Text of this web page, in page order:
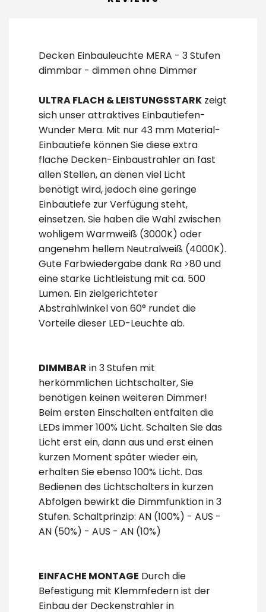
Decken Einbauleuchte MERA - 3 Stufen
dimmbar - dimmen ohne Dimmer
ULTRA FLACH & LEISTUNGSSTARK zeigt
sich unser attraktives Einbautiefen-
Wunder Mera. Mit nur 43 mm Material-
Einbautiefe können Sie diese extra
flache Decken-Einbaustrahler an fast
allen Stellen, an denen viel Licht
benötigt wird, jedoch eine geringe
Einbautiefe zur Verfügung steht,
einsetzen. Sie haben die Wahl zwischen
wohligem Warmweiß (3000K) oder
angenehm hellem Neutralweiß (4000K).
Gute Farbwiedergabe dank Ra >80 und
eine starke Lichtleistung mit ca. 500
Lumen. Ein zielgerichteter
Abstrahlwinkel von 60° rundet die
Vorteile dieser LED-Leuchte ab.
DIMMBAR in 3 Stufen mit
herkömmlichen Lichtschalter, Sie
benötigen keinen weiteren Dimmer!
Beim ersten Einschalten entfalten die
LEDs immer 100% Licht. Schalten Sie das
Licht erst ein, dann aus und erst einen
kurzen Moment später wieder ein,
erhalten Sie ebenso 100% Licht. Das
Bedienen des Lichtschalters in kurzen
Abfolgen bewirkt die Dimmfunktion in 3
Stufen. Schaltprinzip: AN (100%) - AUS -
AN (50%) - AUS - AN (10%)
EINFACHE MONTAGE Durch die
Befestigung mit Klemmfedern ist der
Einbau der Deckenstrahler in